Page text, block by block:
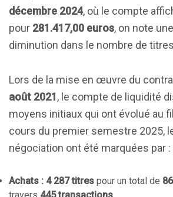
décembre 2024, où le compte
pour 281.417,00 euros, on note
diminution dans le nombre de
Lors de la mise en œuvre du
août 2021, le compte de liquidité
moyens initiaux qui ont évolué au
cours du premier semestre 2025,
négociation ont été marquées par :
Achats : 4 287 titres pour un total de